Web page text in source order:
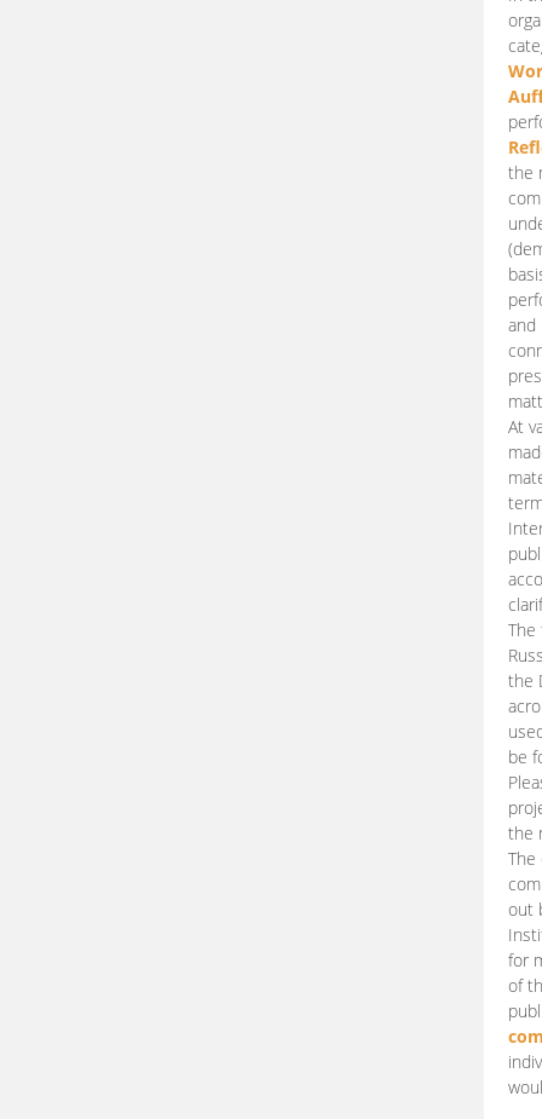
the
and
At
The
the
be
the
The
out
for
of